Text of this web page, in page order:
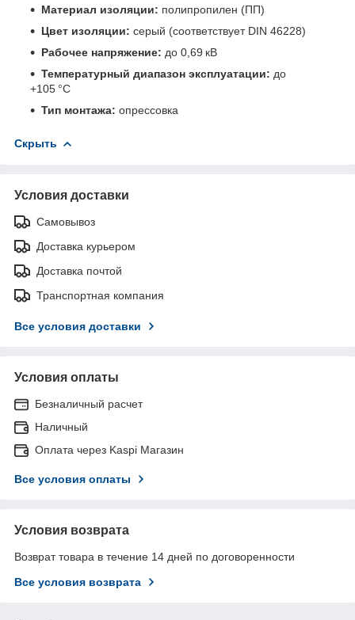
Материал изоляции: полипропилен (ПП)
Цвет изоляции: серый (соответствует DIN 46228)
Рабочее напряжение: до 0,69 кВ
Температурный диапазон эксплуатации: до
+105 °C
Тип монтажа: опрессовка
Скрыть
Условия доставки
Самовывоз
Доставка курьером
Доставка почтой
Транспортная компания
Все условия доставки
Условия оплаты
Безналичный расчет
Наличный
Оплата через Kaspi Магазин
Все условия оплаты
Условия возврата
Возврат товара в течение 14 дней по договоренности
Все условия возврата